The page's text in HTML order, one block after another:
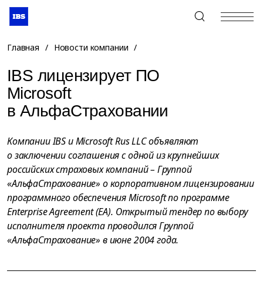
+7 (495) 967-80-80
Главная / Новости компании /
IBS лицензирует ПО
Microsoft
в АльфаСтраховании
Компании IBS и Microsoft Rus LLC объявляют
о заключении соглашения с одной из крупнейших
российских страховых компаний – Группой
«АльфаСтрахование» о корпоративном лицензировании
программного обеспечения Microsoft по программе
Enterprise Agreement (EA). Открытый тендер по выбору
исполнителя проекта проводился Группой
«АльфаСтрахование» в июне 2004 года.